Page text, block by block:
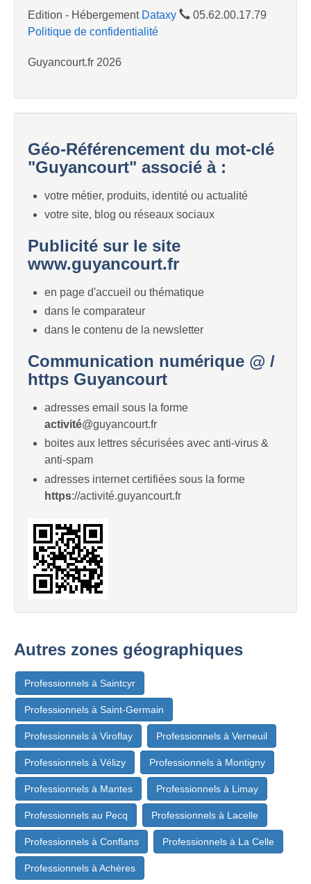
Edition - Hébergement Dataxy
05.62.00.17.79
Politique de confidentialité
Guyancourt.fr 2026
Géo-Référencement du mot-clé
"Guyancourt" associé à :
votre métier, produits, identité ou actualité
votre site, blog ou réseaux sociaux
Publicité sur le site
www.guyancourt.fr
en page d'accueil ou thématique
dans le comparateur
dans le contenu de la newsletter
Communication numérique @ /
https Guyancourt
adresses email sous la forme
activité@guyancourt.fr
boites aux lettres sécurisées avec anti-virus &
anti-spam
adresses internet certifiées sous la forme
https://activité.guyancourt.fr
Autres zones géographiques
Professionnels à Saintcyr
Professionnels à Saint-Germain
Professionnels à Viroflay Professionnels à Verneuil
Professionnels à Vélizy Professionnels à Montigny
Professionnels à Mantes Professionnels à Limay
Professionnels au Pecq Professionnels à Lacelle
Professionnels à Conflans Professionnels à La Celle
Professionnels à Achères